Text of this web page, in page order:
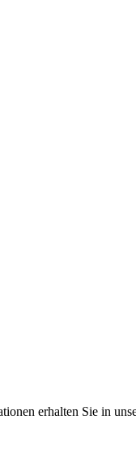
erhalten Sie in